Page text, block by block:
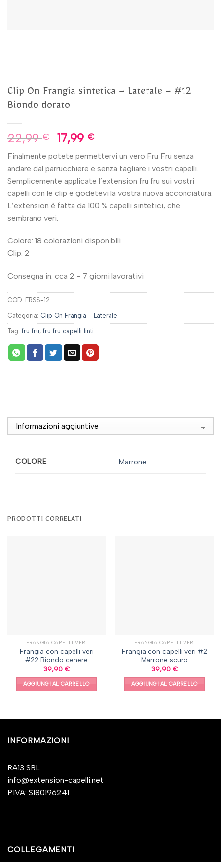
Clip On Frangia sintetica – Laterale – #12
Biondo dorato
22,99€ 17,99 €
Finalmente potete permettervi un vero Fru Fru senza
andare dal parrucchiere e senza tagliare i vostri capelli.
Semplicemente applicate l’extension fru fru sui vostri
capelli con le clip e godetevi la vostra nuova acconciatura.
L’extension è fatta da 100 % capelli sintetici, che
sembrano veri.
Colore: 18 colorazioni disponibili
Clip: 2
Consegna in: cca 2 - 7 giorni lavorativi
COD: FRSS-12
Categoria: Clip On Frangia - Laterale
Tag: fru fru, fru fru capelli finti
COLORE Marrone
PRODOTTI CORRELATI
FRANGIA CAPELLI VERI
Frangia con capelli veri
#22 Biondo cenere
39,90 €
AGGIUNGI AL CARRELLO
FRANGIA CAPELLI VERI
Frangia con capelli veri #2
Marrone scuro
39,90 €
AGGIUNGI AL CARRELLO
INFORMAZIONI
RA13 SRL
info@extension-capelli.net
P.IVA: SI80196241
COLLEGAMENTI